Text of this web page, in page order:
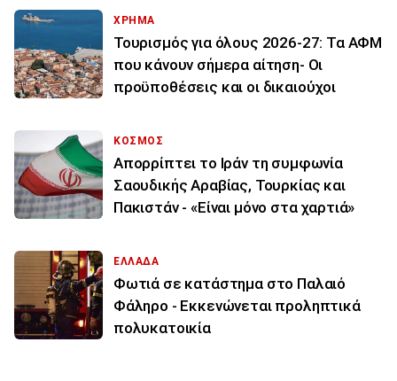
ΧΡΗΜΑ
Τουρισμός για όλους 2026-27: Τα ΑΦΜ
που κάνουν σήμερα αίτηση- Οι
προϋποθέσεις και οι δικαιούχοι
ΚΟΣΜΟΣ
Απορρίπτει το Ιράν τη συμφωνία
Σαουδικής Αραβίας, Τουρκίας και
Πακιστάν - «Είναι μόνο στα χαρτιά»
ΕΛΛΑΔΑ
Φωτιά σε κατάστημα στο Παλαιό
Φάληρο - Εκκενώνεται προληπτικά
πολυκατοικία